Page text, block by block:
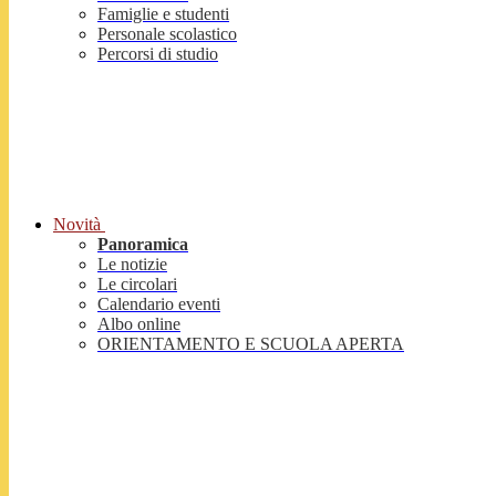
Famiglie e studenti
Personale scolastico
Percorsi di studio
Novità
Panoramica
Le notizie
Le circolari
Calendario eventi
Albo online
ORIENTAMENTO E SCUOLA APERTA